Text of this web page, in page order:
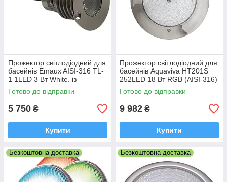
Прожектор світлодіодний для
басейнів Emaux AISI-316 TL-
1 1LED 3 Вт White. із
заставною
Готово до відправки
5 750 ₴
Купити
Прожектор світлодіодний для
басейнів Aquaviva HT201S
252LED 18 Вт RGB (AISI-316)
+ закладна
Готово до відправки
9 982 ₴
Купити
Безкоштовна доставка Безкоштовна доставка